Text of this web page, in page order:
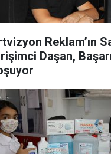
Reklam’ın
Daşan,